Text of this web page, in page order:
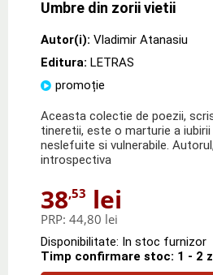
Umbre din zorii vietii
Autor(i): Vladimir Atanasiu
Editura: LETRAS
promoție
Aceasta colectie de poezii,
tineretii, este o marturie a
neslefuite si vulnerabile.
introspectiva
38,53 lei
PRP: 44,80 lei
Disponibilitate: In stoc furnizor
Timp confirmare stoc: 1 - 2